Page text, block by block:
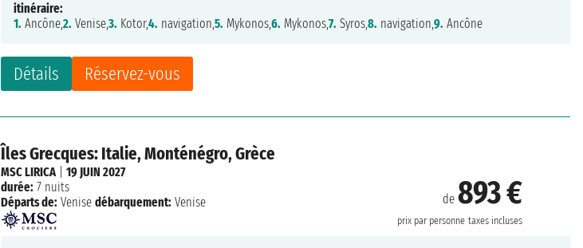
Détails Réservez-vous
itinéraire:
1. Ancône,2. Venise,3. Kotor,4. navigation,5. Mykonos,6. Mykonos,7. Syros,8. navigation,9. Ancône
Îles Grecques: Italie, Monténégro, Grèce
de893 €
prix par personne taxes incluses
MSC LIRICA|19 JUIN 2027
durée: 7 nuits
Départs de: Venise débarquement: Venise